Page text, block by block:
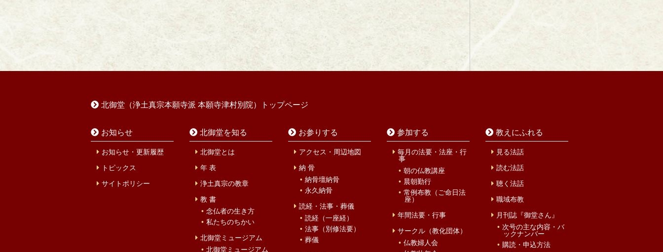
北御堂（浄土真宗本願寺派 本願寺津村別院）トップページ
お知らせ
お知らせ・更新履歴
トピックス
サイトポリシー
北御堂を知る
北御堂とは
年 表
浄土真宗の教章
教 書
念仏者の生き方
私たちのちかい
北御堂ミュージアム
北御堂ミュージアム
お参りする
アクセス・周辺地図
納 骨
納骨壇納骨
永久納骨
読経・法事・葬儀
読経（一座経）
法事（別修法要）
葬儀
参加する
毎月の法要・法座・行
事
朝の仏教講座
晨朝勤行
常例布教（ご命日法
座）
年間法要・行事
サークル（教化団体）
仏教婦人会
教えにふれる
見る法話
読む法話
聴く法話
職域布教
月刊誌『御堂さん』
次号の主な内容・バ
ックナンバー
購読・申込方法